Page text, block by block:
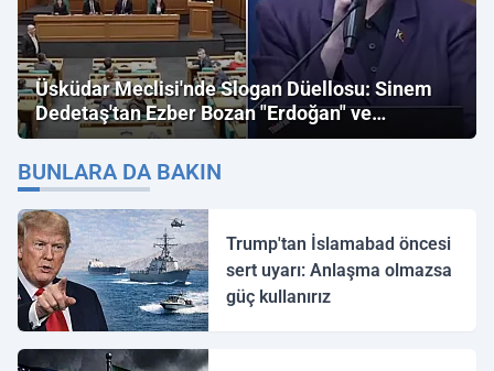
Üsküdar Meclisi'nde Slogan Düellosu: Sinem
Dedetaş'tan Ezber Bozan "Erdoğan" ve
"İmamoğlu" Çıkışı!
BUNLARA DA BAKIN
Trump'tan İslamabad öncesi
sert uyarı: Anlaşma olmazsa
güç kullanırız